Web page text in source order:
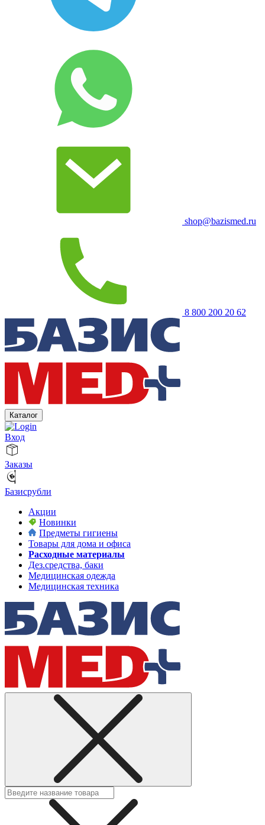
shop@bazismed.ru
8 800 200 20 62
Каталог
Вход
Заказы
Базисрубли
Акции
Новинки
Предметы гигиены
Товары для дома и офиса
Расходные материалы
Дез.средства, баки
Медицинская одежда
Медицинская техника